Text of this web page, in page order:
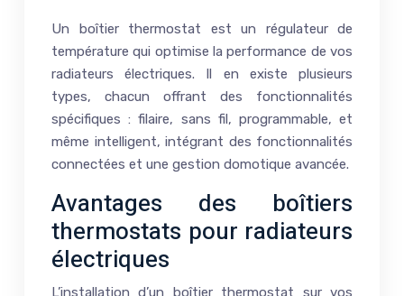
Un boîtier thermostat est un régulateur de
température qui optimise la performance de vos
radiateurs électriques. Il en existe plusieurs
types, chacun offrant des fonctionnalités
spécifiques : filaire, sans fil, programmable, et
même intelligent, intégrant des fonctionnalités
connectées et une gestion domotique avancée.
Avantages des boîtiers
thermostats pour radiateurs
électriques
L’installation d’un boîtier thermostat sur vos